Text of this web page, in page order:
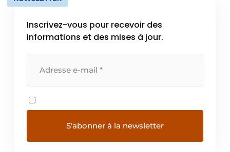
Inscrivez-vous pour recevoir des
informations et des mises à jour.